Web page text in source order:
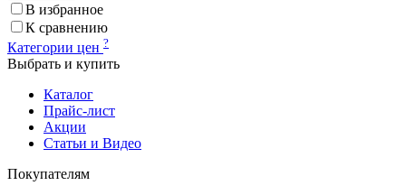
В избранное
К сравнению
Категории цен ?
Выбрать и купить
Каталог
Прайс-лист
Акции
Статьи и Видео
Покупателям